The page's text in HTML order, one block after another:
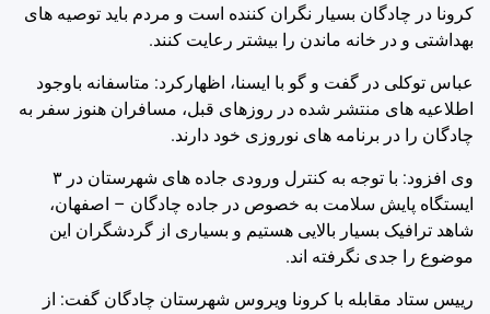
کرونا در چادگان بسیار نگران کننده است و مردم باید توصیه های
بهداشتی و در خانه ماندن را بیشتر رعایت کنند.
عباس توکلی در گفت و گو با ایسنا، اظهارکرد: متاسفانه باوجود
اطلاعیه های منتشر شده در روزهای قبل، مسافران هنوز سفر به
چادگان را در برنامه های نوروزی خود دارند.
وی افزود: با توجه به کنترل ورودی جاده های شهرستان در ۳
ایستگاه پایش سلامت به خصوص در جاده چادگان – اصفهان،
شاهد ترافیک بسیار بالایی هستیم و بسیاری از گردشگران این
موضوع را جدی نگرفته اند.
رییس ستاد مقابله با کرونا ویروس شهرستان چادگان گفت: از